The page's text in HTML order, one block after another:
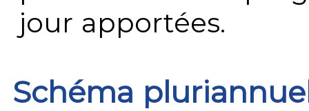
jour apportées.
Schéma